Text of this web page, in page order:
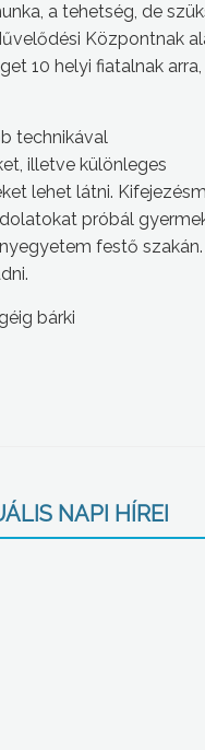
a tehetség, de
Központnak
10 helyi fiatalnak
technikával
illetve különleges
lehet látni.
próbál
festő
bárki
NAPI HÍREI